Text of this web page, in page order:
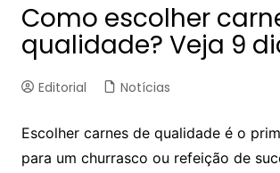
Como escolher
qualidade? Veja 9
Editorial Notícias
Escolher carnes de qualidade é o
para um churrasco ou refeição de